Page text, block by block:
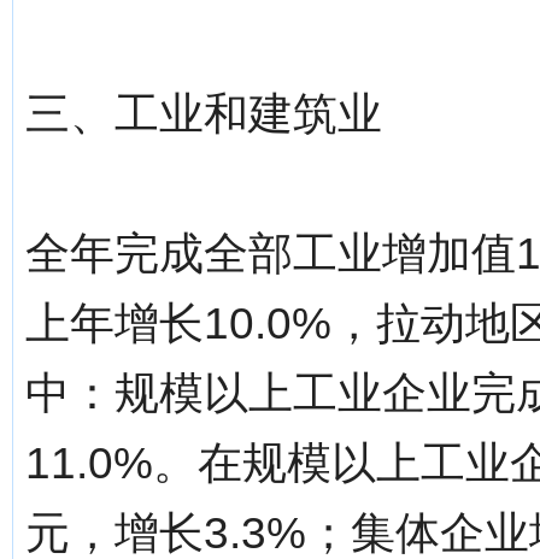
三、工业和建筑业
全年完成全部工业增加值
上年增长10.0%，拉动
中：规模以上工业企业完
11.0%。在规模以上工业
元，增长3.3%；集体企